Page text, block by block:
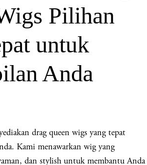
Pilihan
untuk
Anda
drag queen wigs yang tepat
Kami menawarkan wig yang
dan stylish untuk membantu Anda